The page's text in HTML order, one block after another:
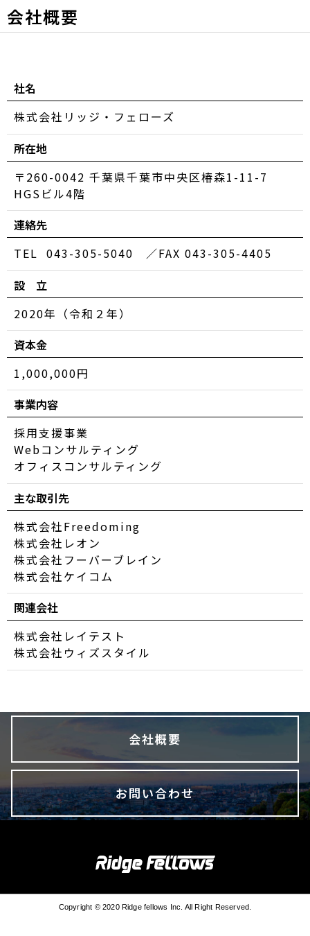
会社概要
社名
株式会社リッジ・フェローズ
所在地
〒260-0042 千葉県千葉市中央区椿森1-11-7
HGSビル4階
連絡先
TEL 043-305-5040 ／FAX 043-305-4405
設 立
2020年（令和２年）
資本金
1,000,000円
事業内容
採用支援事業
Webコンサルティング
オフィスコンサルティング
主な取引先
株式会社Freedoming
株式会社レオン
株式会社フーバーブレイン
株式会社ケイコム
関連会社
株式会社レイテスト
株式会社ウィズスタイル
会社概要
会社概要
お問い合わせ
Copyright © 2020 Ridge fellows Inc. All Right Reserved.